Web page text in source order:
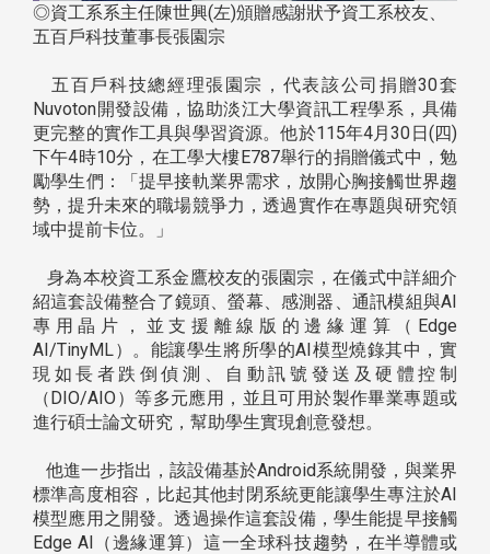
◎資工系系主任陳世興(左)頒贈感謝狀予資工系校友、
五百戶科技董事長張園宗
五百戶科技總經理張園宗，代表該公司捐贈30套
Nuvoton開發設備，協助淡江大學資訊工程學系，具備
更完整的實作工具與學習資源。他於115年4月30日(四)
下午4時10分，在工學大樓E787舉行的捐贈儀式中，勉
勵學生們：「提早接軌業界需求，放開心胸接觸世界趨
勢，提升未來的職場競爭力，透過實作在專題與研究領
域中提前卡位。」
身為本校資工系金鷹校友的張園宗，在儀式中詳細介
紹這套設備整合了鏡頭、螢幕、感測器、通訊模組與AI
專用晶片，並支援離線版的邊緣運算（Edge
AI/TinyML）。能讓學生將所學的AI模型燒錄其中，實
現如長者跌倒偵測、自動訊號發送及硬體控制
（DIO/AIO）等多元應用，並且可用於製作畢業專題或
進行碩士論文研究，幫助學生實現創意發想。
他進一步指出，該設備基於Android系統開發，與業界
標準高度相容，比起其他封閉系統更能讓學生專注於AI
模型應用之開發。透過操作這套設備，學生能提早接觸
Edge AI（邊緣運算）這一全球科技趨勢，在半導體或